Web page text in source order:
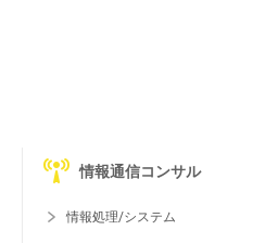
情報通信コンサル
情報処理/システム